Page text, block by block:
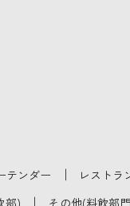
テンダー ｜ レストラ
部) ｜ その他(料飲部